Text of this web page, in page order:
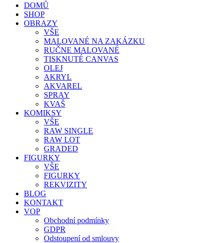
DOMŮ
SHOP
OBRAZY
VŠE
MALOVANÉ NA ZAKÁZKU
RUČNE MALOVANÉ
TISKNUTÉ CANVAS
OLEJ
AKRYL
AKVAREL
SPRAY
KVAŠ
KOMIKSY
VŠE
RAW SINGLE
RAW LOT
GRADED
FIGURKY
VŠE
FIGURKY
REKVIZITY
BLOG
KONTAKT
VOP
Obchodní podmínky
GDPR
Odstoupení od smlouvy